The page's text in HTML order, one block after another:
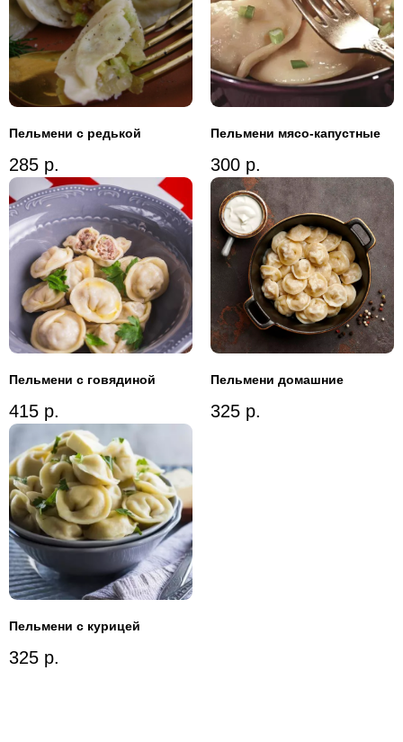
Пельмени с редькой
285 р.
Пельмени мясо-капустные
300 р.
Пельмени с говядиной
415 р.
Пельмени домашние
325 р.
Пельмени с курицей
325 р.